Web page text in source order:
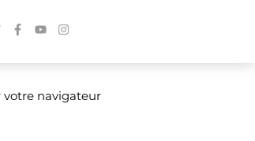
votre navigateur